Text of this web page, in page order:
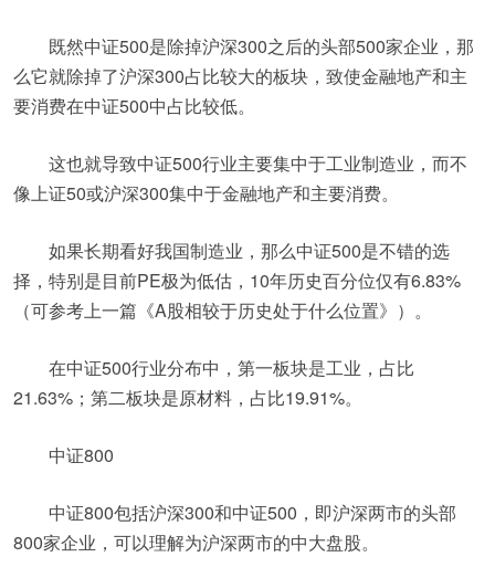
既然中证500是除掉沪深300之后的头部500家企业，那
么它就除掉了沪深300占比较大的板块，致使金融地产和主
要消费在中证500中占比较低。
这也就导致中证500行业主要集中于工业制造业，而不
像上证50或沪深300集中于金融地产和主要消费。
如果长期看好我国制造业，那么中证500是不错的选
择，特别是目前PE极为低估，10年历史百分位仅有6.83%
（可参考上一篇《A股相较于历史处于什么位置》）。
在中证500行业分布中，第一板块是工业，占比
21.63%；第二板块是原材料，占比19.91%。
中证800
中证800包括沪深300和中证500，即沪深两市的头部
800家企业，可以理解为沪深两市的中大盘股。